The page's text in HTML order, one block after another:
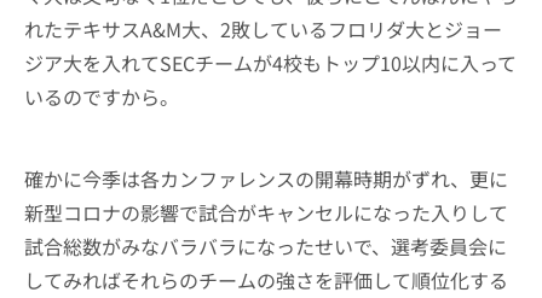
れたテキサスA&M大、2敗しているフロリダ大とジョー
ジア大を入れてSECチームが4校もトップ10以内に入って
いるのですから。
確かに今季は各カンファレンスの開幕時期がずれ、更に
新型コロナの影響で試合がキャンセルになった入りして
試合総数がみなバラバラになったせいで、選考委員会に
してみればそれらのチームの強さを評価して順位化する